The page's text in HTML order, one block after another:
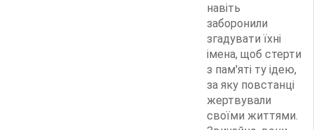
навіть
заборонили
згадувати їхні
імена, щоб стерти
з пам'яті ту ідею,
за яку повстанці
жертвували
своїми життями.